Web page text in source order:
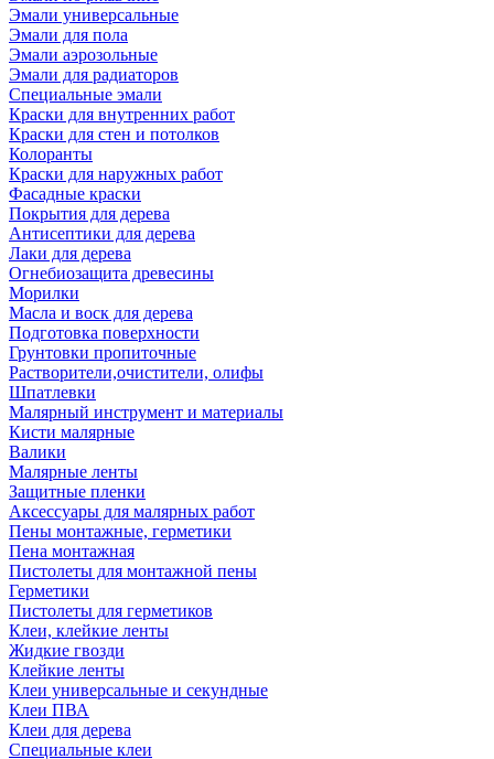
Эмали универсальные
Эмали для пола
Эмали аэрозольные
Эмали для радиаторов
Специальные эмали
Краски для внутренних работ
Краски для стен и потолков
Колоранты
Краски для наружных работ
Фасадные краски
Покрытия для дерева
Антисептики для дерева
Лаки для дерева
Огнебиозащита древесины
Морилки
Масла и воск для дерева
Подготовка поверхности
Грунтовки пропиточные
Растворители,очистители, олифы
Шпатлевки
Малярный инструмент и материалы
Кисти малярные
Валики
Малярные ленты
Защитные пленки
Аксессуары для малярных работ
Пены монтажные, герметики
Пена монтажная
Пистолеты для монтажной пены
Герметики
Пистолеты для герметиков
Клеи, клейкие ленты
Жидкие гвозди
Клейкие ленты
Клеи универсальные и секундные
Клеи ПВА
Клеи для дерева
Специальные клеи